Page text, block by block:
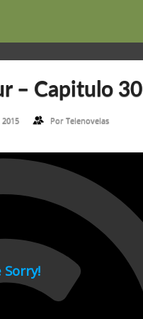
– Capitulo 30
PorTelenovelas